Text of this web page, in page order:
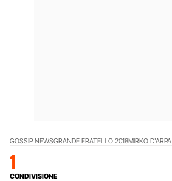
GOSSIP NEWSGRANDE FRATELLO 2018MIRKO D'ARPA
1
CONDIVISIONE